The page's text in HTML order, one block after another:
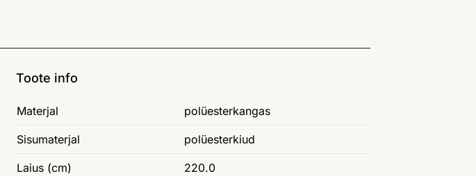
Toote info
Materjal polüesterkangas
Sisumaterjal polüesterkiud
Laius (cm) 220.0